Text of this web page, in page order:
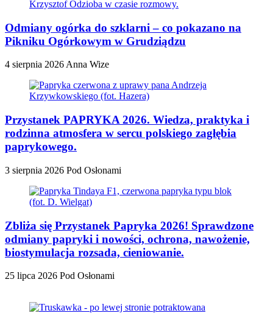
Odmiany ogórka do szklarni – co pokazano na
Pikniku Ogórkowym w Grudziądzu
4 sierpnia 2026Anna Wize
Przystanek PAPRYKA 2026. Wiedza, praktyka i
rodzinna atmosfera w sercu polskiego zagłębia
paprykowego.
3 sierpnia 2026 Pod Osłonami
Zbliża się Przystanek Papryka 2026! Sprawdzone
odmiany papryki i nowości, ochrona, nawożenie,
biostymulacja rozsada, cieniowanie.
25 lipca 2026 Pod Osłonami